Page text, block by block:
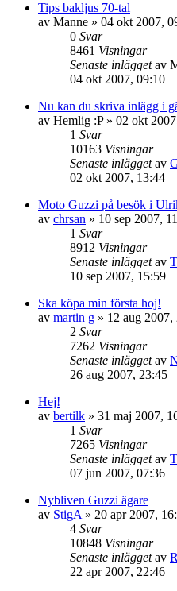
Tips bakljus 70-tal
av Manne » 04 okt 2007,
0 Svar
8461 Visningar
Senaste inläggetav
04 okt 2007, 09:10
Nu kan du skriva inlägg i
av Hemlig :P» 02 okt
1 Svar
10163 Visningar
Senaste inläggetav
02 okt 2007, 13:44
Moto Guzzi på besök i
av chrsan » 10 sep 2007,
1 Svar
8912 Visningar
Senaste inläggetav
10 sep 2007, 15:59
Ska köpa min första hoj!
av martin g » 12 aug 2007,
2 Svar
7262 Visningar
Senaste inläggetav
26 aug 2007, 23:45
Hej!
av bertilk » 31 maj 2007,
1 Svar
7265 Visningar
Senaste inläggetav
07 jun 2007, 07:36
Nybliven Guzzi ägare
av StigA » 20 apr 2007,
4 Svar
10848 Visningar
Senaste inläggetav
22 apr 2007, 22:46